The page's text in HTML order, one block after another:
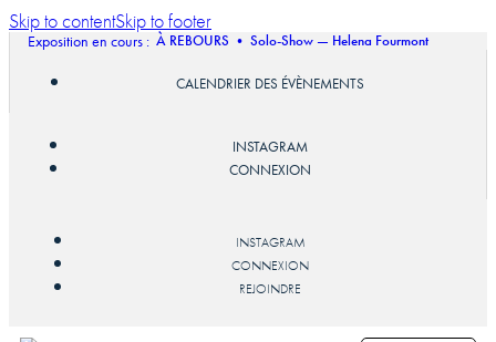
Skip to contentSkip to footer
Exposition en cours : À REBOURS • Solo-Show — Helena Fourmont
CALENDRIER DES ÉVÈNEMENTS
INSTAGRAM
CONNEXION
INSTAGRAM
CONNEXION
REJOINDRE